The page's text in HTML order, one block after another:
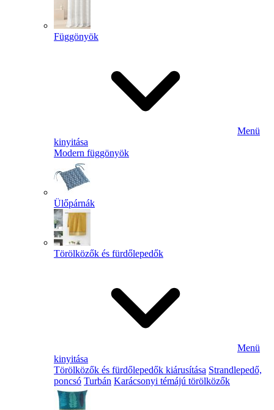
Függönyök
Menü
kinyitása
Modern függönyök
Ülőpárnák
Törölközők és fürdőlepedők
Menü
kinyitása
Törölközők és fürdőlepedők kiárusítása Strandlepedő,
poncsó Turbán Karácsonyi témájú törölközők